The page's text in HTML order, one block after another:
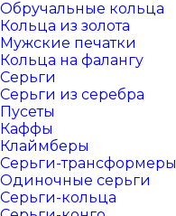
Обручальные кольца
Кольца из золота
Мужские печатки
Кольца на фалангу
Серьги
Серьги из серебра
Пусеты
Каффы
Клаймберы
Серьги-трансформеры
Одиночные серьги
Серьги-кольца